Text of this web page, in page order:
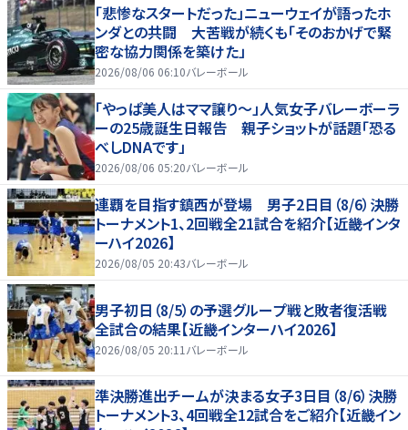
「悲惨なスタートだった」ニューウェイが語ったホ
ンダとの共闘 大苦戦が続くも「そのおかげで緊
密な協力関係を築けた」
2026/08/06 06:10バレーボール
「やっぱ美人はママ譲り～」人気女子バレーボーラ
ーの25歳誕生日報告 親子ショットが話題「恐る
べしDNAです」
2026/08/06 05:20バレーボール
連覇を目指す鎮西が登場 男子2日目（8/6）決勝
トーナメント1、2回戦全21試合を紹介【近畿インタ
ーハイ2026】
2026/08/05 20:43バレーボール
男子初日（8/5）の予選グループ戦と敗者復活戦
全試合の結果【近畿インターハイ2026】
2026/08/05 20:11 バレーボール
準決勝進出チームが決まる女子3日目（8/6）決勝
トーナメント3、4回戦全12試合をご紹介【近畿イン